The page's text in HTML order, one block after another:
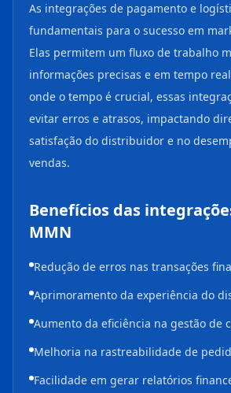
As integrações de pagamento e
fundamentais para o sucesso em
Elas permitem um fluxo de trabalho
informações precisas e em tempo
onde o tempo é crucial, essas
evitar erros e atrasos, impactando
satisfação do distribuidor e no
vendas.
Benefícios das
MMN
Redução de erros nas transações
Aprimoramento da experiência do
Aumento da eficiência na gestão de
Melhoria na rastreabilidade de
Facilidade em gerar relatórios